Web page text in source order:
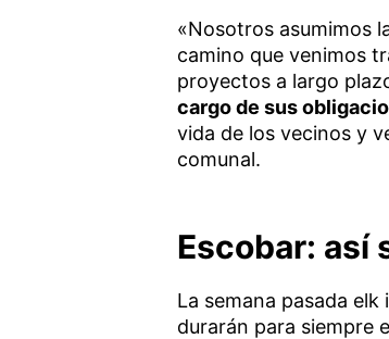
«Nosotros asumimos
camino que venimos
proyectos a largo
cargo de sus
vida de los vecinos y
comunal.
Escobar: así
La semana pasada
durarán para siempre